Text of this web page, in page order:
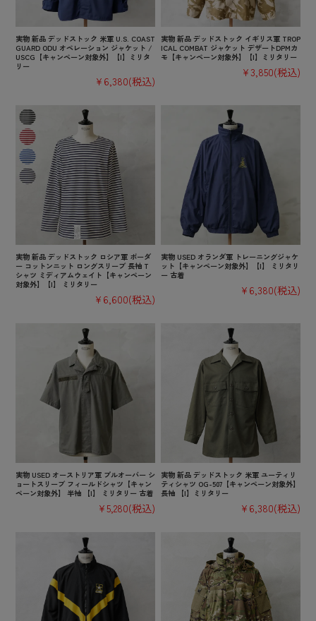
実物 新品 デッドストック 米軍 U.S. COAST
GUARD ODU オペレーション ジャケット /
USCG【キャンペーン対象外】【I】ミリタ
リー
¥6,380(税込)
実物 新品 デッドストック イギリス軍 TROP
ICAL COMBAT ジャケット デザートDPMカ
モ【キャンペーン対象外】【I】ミリタリー
¥3,850(税込)
実物 新品 デッドストック ロシア軍 ボーダ
ー コットンニット ロングスリーブ 長袖 T
シャツ ミディアムウェイト【キャンペーン
対象外】【I】 ミリタリー
¥6,600(税込)
実物 USED オランダ軍 トレーニングジャケ
ット【キャンペーン対象外】【I】 ミリタリ
ー 古着
¥6,380(税込)
実物 USED オーストリア軍 プルオーバー シ
ョートスリーブ フィールドシャツ【キャン
ペーン対象外】 半袖 【I】 ミリタリー 古着
¥5,280(税込)
実物 新品 デッドストック 米軍 ユーティリ
ティシャツ OG-507【キャンペーン対象外】
長袖 【I】ミリタリー
¥6,380(税込)